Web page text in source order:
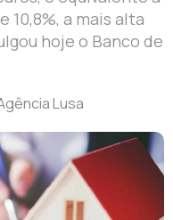
10,8%, a mais alta
hoje o Banco de
Lusa